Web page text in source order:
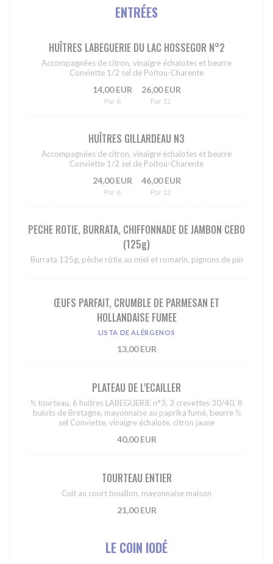
ENTRÉES
HUÎTRES LABEGUERIE DU LAC HOSSEGOR N°2
Accompagnées de citron, vinaigre échalotes et beurre
Conviette 1/2 sel de Poitou-Charente
14,00 EUR
Par 6
26,00 EUR
Par 12
HUÎTRES GILLARDEAU N3
Accompagnées de citron, vinaigre échalotes et beurre
Conviette 1/2 sel de Poitou-Charente
24,00 EUR
Par 6
46,00 EUR
Par 12
PECHE ROTIE, BURRATA, CHIFFONNADE DE JAMBON CEBO
(125g)
Burrata 125g, pêche rôtie au miel et romarin, pignons de pin
ŒUFS PARFAIT, CRUMBLE DE PARMESAN ET
HOLLANDAISE FUMEE
LISTA DE ALÉRGENOS
13,00 EUR
PLATEAU DE L'ECAILLER
½ tourteau, 6 huitres LABEGUERIE n°3, 3 crevettes 30/40, 8
bulots de Bretagne, mayonnaise au paprika fumé, beurre ½
sel Conviette, vinaigre échalote, citron jaune
40,00 EUR
TOURTEAU ENTIER
Cuit au court bouillon, mayonnaise maison
21,00 EUR
LE COIN IODÉ